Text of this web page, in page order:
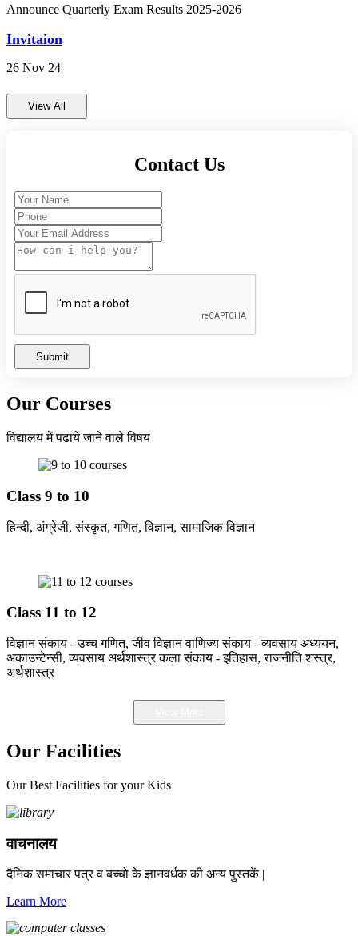
(प्रायोगिक परीक्षा 2023-24 कक्षा 9वीं और 11वीं)
CLASS 10TH AND 12TH (पर्यायवरण अध्ययन परीक्षा
2023-24 कक्षा 10वीं और 12वीं)
Annual Exam Time Table 2023-24 class 9th and
11th (वार्षिक परीक्षा समय सारणी 2023-24 कक्षा 9वीं और
राम लला प्राण प्रतिष्ठा उत्सव का आमंत्रण
HIGH SCHOOL AND HIGHER SECONDARY
26 Nov 24
gwalior
View All
Contact Us
Submit
Our Courses
विद्यालय में पढाये जाने वाले विषय
Class 9 to 10
हिन्दी, अंग्रेजी, संस्कृत, गणित, विज्ञान, सामाजिक विज्ञान
Class 11 to 12
विज्ञान संकाय - उच्च गणित, जीव विज्ञान वाणिज्य संकाय - व्यवसाय अध्ययन,
अकाउन्टेन्सी, व्यवसाय अर्थशास्त्र कला संकाय - इतिहास, राजनीति शस्त्र,
अर्थशास्त्र
Our Facilities
Our Best Facilities for your Kids
वाचनालय
दैनिक समाचार पत्र व बच्चो के ज्ञानवर्धक की अन्य पुस्तकें |
Learn More